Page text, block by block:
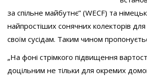
за спільне майбутнє” (WECF) та
найпростіших сонячних колекторів
своїм сусідам. Таким чином
„На фоні стрімкого підвищення
доцільним не тільки для окремих